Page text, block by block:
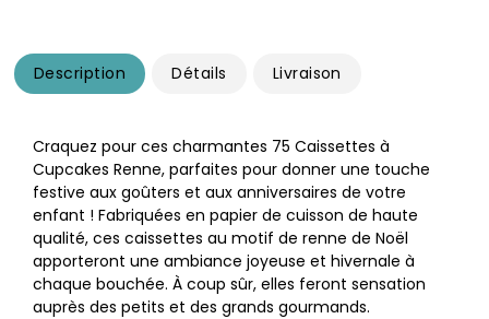
Description Détails Livraison
Craquez pour ces charmantes 75 Caissettes à
Cupcakes Renne, parfaites pour donner une touche
festive aux goûters et aux anniversaires de votre
enfant ! Fabriquées en papier de cuisson de haute
qualité, ces caissettes au motif de renne de Noël
apporteront une ambiance joyeuse et hivernale à
chaque bouchée. À coup sûr, elles feront sensation
auprès des petits et des grands gourmands.